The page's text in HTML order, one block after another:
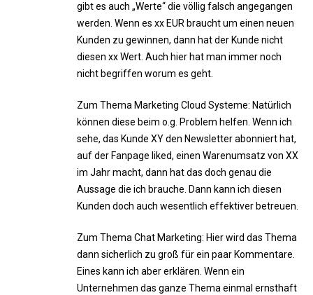
gibt es auch „Werte“ die völlig falsch angegangen
werden. Wenn es xx EUR braucht um einen neuen
Kunden zu gewinnen, dann hat der Kunde nicht
diesen xx Wert. Auch hier hat man immer noch
nicht begriffen worum es geht.
Zum Thema Marketing Cloud Systeme: Natürlich
können diese beim o.g. Problem helfen. Wenn ich
sehe, das Kunde XY den Newsletter abonniert hat,
auf der Fanpage liked, einen Warenumsatz von XX
im Jahr macht, dann hat das doch genau die
Aussage die ich brauche. Dann kann ich diesen
Kunden doch auch wesentlich effektiver betreuen.
Zum Thema Chat Marketing: Hier wird das Thema
dann sicherlich zu groß für ein paar Kommentare.
Eines kann ich aber erklären. Wenn ein
Unternehmen das ganze Thema einmal ernsthaft